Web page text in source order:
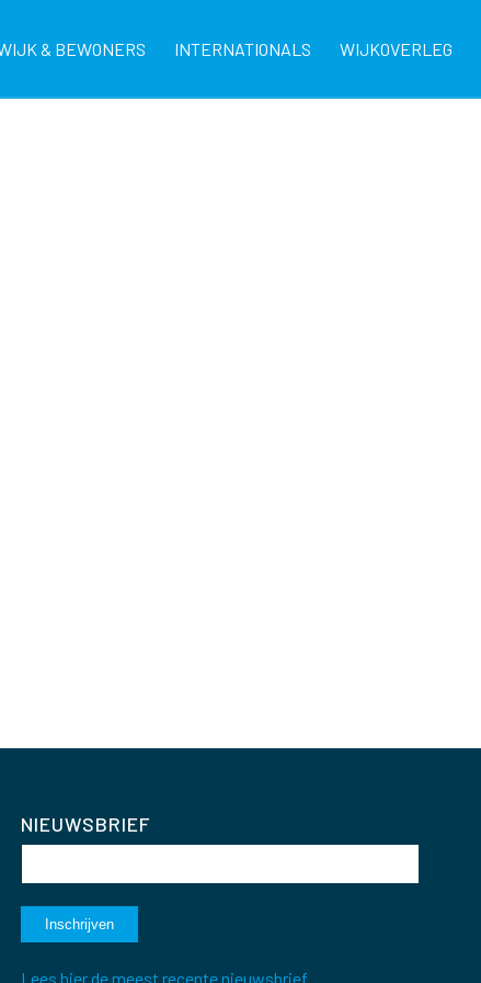
& BEWONERS INTERNATIONALS WIJKOVERLEG
NIEUWSBRIEF
Lees hier de meest recente nieuwsbrief